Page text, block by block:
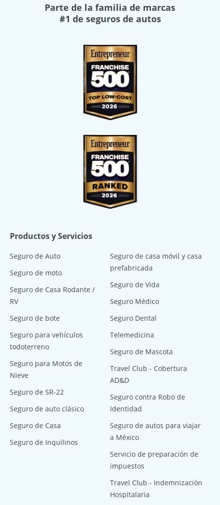
Parte de la familia de marcas
#1 de seguros de autos
Productos y Servicios
Seguro de Auto
Seguro de moto
Seguro de Casa Rodante /
RV
Seguro de bote
Seguro para vehículos
todoterreno
Seguro para Motos de
Nieve
Seguro de SR-22
Seguro de auto clásico
Seguro de Casa
Seguro de Inquilinos
Seguro de casa móvil y casa
prefabricada
Seguro de Vida
Seguro Médico
Seguro Dental
Telemedicina
Seguro de Mascota
Travel Club - Cobertura
AD&D
Seguro contra Robo de
Identidad
Seguro de autos para viajar
a México
Servicio de preparación de
impuestos
Travel Club - Indemnización
Hospitalaria